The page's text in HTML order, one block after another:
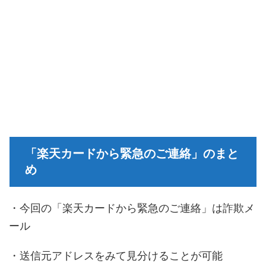
「楽天カードから緊急のご連絡」のまと
め
・今回の「楽天カードから緊急のご連絡」は詐欺メ
ール
・送信元アドレスをみて見分けることが可能